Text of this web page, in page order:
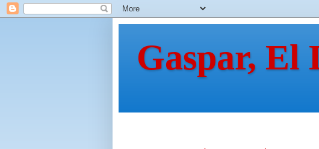
Gaspar, El